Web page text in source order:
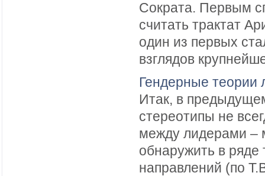
Сократа. Первым
считать трактат
один из первых
взглядов
Гендерные теории
Итак, в
стереотипы не
между лидерами
обнаружить в ряде
направлений (по